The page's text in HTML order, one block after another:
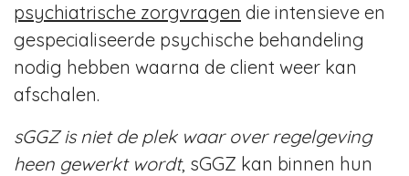
psychiatrische zorgvragen die intensieve en
gespecialiseerde psychische behandeling
nodig hebben waarna de client weer kan
afschalen.
sGGZ is niet de plek waar over regelgeving
heen gewerkt wordt, sGGZ kan binnen hun